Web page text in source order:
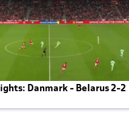
Danmark - Belarus 2-2